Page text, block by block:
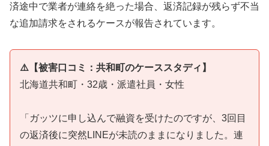
済途中で業者が連絡を絶った場合、返済記録が残らず不当
な追加請求をされるケースが報告されています。
⚠️【被害口コミ：共和町のケーススタディ】
北海道共和町・32歳・派遣社員・女性
「ガッツに申し込んで融資を受けたのですが、3回目
の返済後に突然LINEが未読のままになりました。連